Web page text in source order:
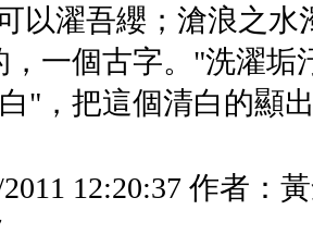
以濯吾纓；滄浪之
，一個古字。"洗濯垢
"，把這個清白的顯
12:20:37 作者：